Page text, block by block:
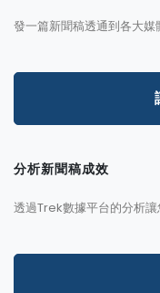
發一篇新聞稿透通到各大媒
分析新聞稿成效
透過Trek數據平台的分析